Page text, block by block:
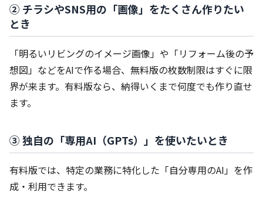
② チラシやSNS用の「画像」をたくさん作りたい
とき
「明るいリビングのイメージ画像」や「リフォーム後の予
想図」などをAIで作る場合、無料版の枚数制限はすぐに限
界が来ます。有料版なら、納得いくまで何度でも作り直せ
ます。
③ 独自の「専用AI（GPTs）」を使いたいとき
有料版では、特定の業務に特化した「自分専用のAI」を作
成・利用できます。